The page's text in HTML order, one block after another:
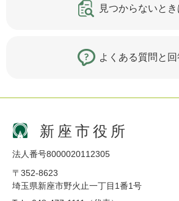
見つからないとき
よくある質問と
新座市役所
法人番号8000020112305
〒352-8623
埼玉県新座市野火止一丁目1番1号